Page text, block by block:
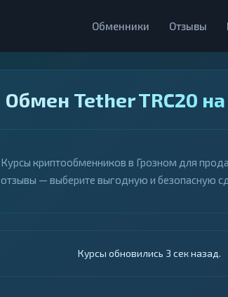
Обменники Отзывы
Обмен Tether TRC20
Курсы криптообменников в Грозном для
отзывы — выберите выгодную и безопасную
Курсы обновились 4 сек назад.